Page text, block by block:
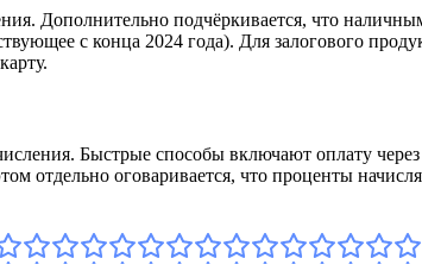
Дополнительно подчёркивается, что
с конца 2024 года). Для залогового
Быстрые способы включают оплату
отдельно оговаривается, что проценты